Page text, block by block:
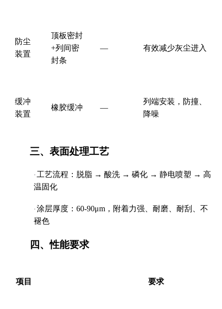
防尘
装置
顶板密封
+列间密
封条
— 有效减少灰尘进入
缓冲
装置
橡胶缓冲 —
列端安装，防撞、
降噪
三、表面处理工艺
· 工艺流程：脱脂 → 酸洗 → 磷化 → 静电喷塑 → 高
温固化
· 涂层厚度： 60-90μm ，附着力强、耐磨、耐刮、不
褪色
四、性能要求
项目 要求